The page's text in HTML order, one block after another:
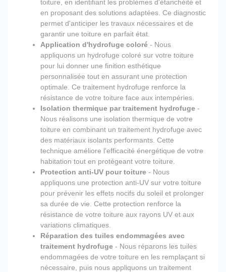
toiture, en identifiant les problèmes d'étanchéité et
en proposant des solutions adaptées. Ce diagnostic
permet d'anticiper les travaux nécessaires et de
garantir une toiture en parfait état.
Application d'hydrofuge coloré - Nous
appliquons un hydrofuge coloré sur votre toiture
pour lui donner une finition esthétique
personnalisée tout en assurant une protection
optimale. Ce traitement hydrofuge renforce la
résistance de votre toiture face aux intempéries.
Isolation thermique par traitement hydrofuge -
Nous réalisons une isolation thermique de votre
toiture en combinant un traitement hydrofuge avec
des matériaux isolants performants. Cette
technique améliore l'efficacité énergétique de votre
habitation tout en protégeant votre toiture.
Protection anti-UV pour toiture - Nous
appliquons une protection anti-UV sur votre toiture
pour prévenir les effets nocifs du soleil et prolonger
sa durée de vie. Cette protection renforce la
résistance de votre toiture aux rayons UV et aux
variations climatiques.
Réparation des tuiles endommagées avec
traitement hydrofuge - Nous réparons les tuiles
endommagées de votre toiture en les remplaçant si
nécessaire, puis nous appliquons un traitement